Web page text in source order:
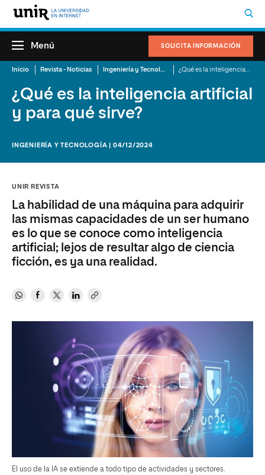
SOLICITA INFORMACIÓN
Menú
Inicio Revista - Noticias Ingeniería y Tecnología
¿Qué es la inteligencia artificial
y para qué sirve?
INGENIERÍA Y TECNOLOGÍA | 04/12/2024
UNIR REVISTA
La habilidad de una máquina para adquirir
las mismas capacidades de un ser humano
es lo que se conoce como inteligencia
artificial; lejos de resultar algo de ciencia
ficción, es ya una realidad.
El uso de la IA se extiende a todo tipo de actividades y sectores.